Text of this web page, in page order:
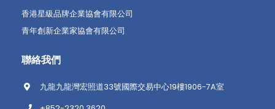
香港星級品牌企業協會有限公司
青年創新企業家協會有限公司
聯絡我們
九龍九龍灣宏照道33號國際交易中心19樓1906-7A室